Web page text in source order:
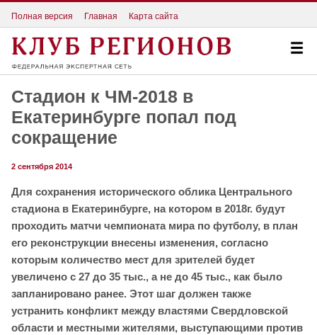
Полная версия Главная Карта сайта
Стадион к ЧМ-2018 в
Екатеринбурге попал под
сокращение
2 сентября 2014
Для сохранения исторического облика Центрального
стадиона в Екатеринбурге, на котором в 2018г. будут
проходить матчи чемпионата мира по футболу, в план
его реконструкции внесены изменения, согласно
которым количество мест для зрителей будет
увеличено с 27 до 35 тыс., а не до 45 тыс., как было
запланировано ранее. Этот шаг должен также
устранить конфликт между властями Свердловской
области и местными жителями, выступающими против